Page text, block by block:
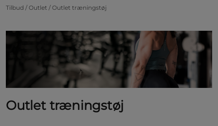
Tilbud / Outlet / Outlet træningstøj
Outlet træningstøj